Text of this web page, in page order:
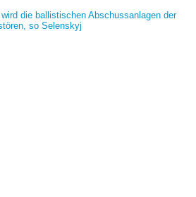
die ballistischen Abschussanlagen der
so Selenskyj